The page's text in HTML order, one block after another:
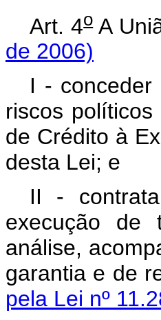
Art. 4oA
de 2006)
I - conceder
riscos
de Crédito à
desta Lei;
II -
execução de
análise,
garantia e
pela Lei nº